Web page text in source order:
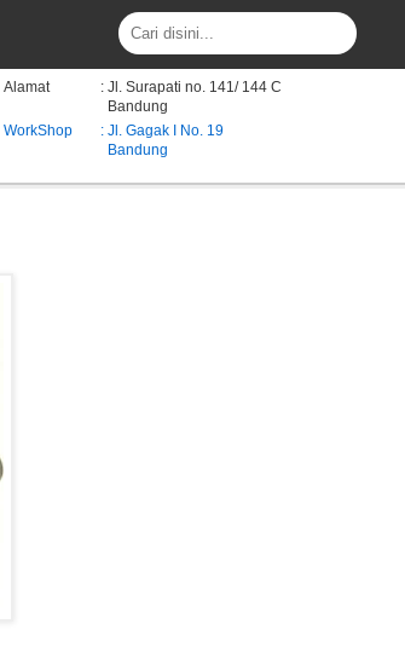
Alamat
: Jl. Surapati no. 141/ 144 C
Bandung
WorkShop
: Jl. Gagak I No. 19
Bandung